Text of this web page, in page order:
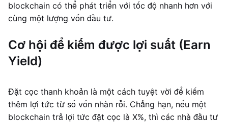
blockchain có thể phát triển với tốc độ nhanh hơn với
cùng một lượng vốn đầu tư.
Cơ hội để kiếm được lợi suất (Earn
Yield)
Đặt cọc thanh khoản là một cách tuyệt vời để kiếm
thêm lợi tức từ số vốn nhàn rỗi. Chẳng hạn, nếu một
blockchain trả lợi tức đặt cọc là X%, thì các nhà đầu tư